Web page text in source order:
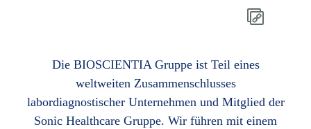
Die BIOSCIENTIA Gruppe ist Teil eines
weltweiten Zusammenschlusses
labordiagnostischer Unternehmen und Mitglied der
Sonic Healthcare Gruppe. Wir führen mit einem